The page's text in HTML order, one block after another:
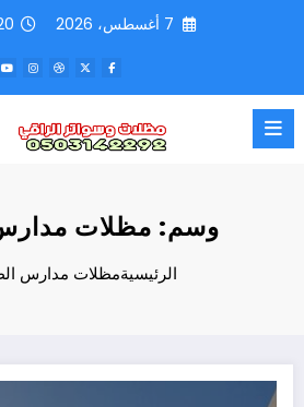
7 أغسطس، 2026
وسم: مظلات
الرئيسيةمظلات مدارس